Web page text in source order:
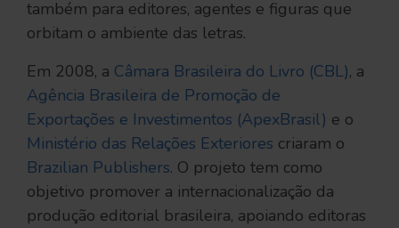
também para editores, agentes e figuras que
orbitam o ambiente das letras.
Em 2008, a Câmara Brasileira do Livro (CBL), a
Agência Brasileira de Promoção de
Exportações e Investimentos (ApexBrasil) e o
Ministério das Relações Exteriores criaram o
Brazilian Publishers. O projeto tem como
objetivo promover a internacionalização da
produção editorial brasileira, apoiando editoras